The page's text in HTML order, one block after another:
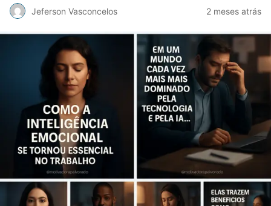
Jeferson Vasconcelos 2 meses atrás